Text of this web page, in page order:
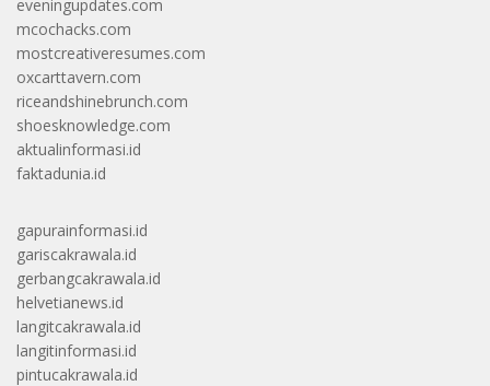
eveningupdates.com
mcochacks.com
mostcreativeresumes.com
oxcarttavern.com
riceandshinebrunch.com
shoesknowledge.com
aktualinformasi.id
faktadunia.id
gapurainformasi.id
gariscakrawala.id
gerbangcakrawala.id
helvetianews.id
langitcakrawala.id
langitinformasi.id
pintucakrawala.id